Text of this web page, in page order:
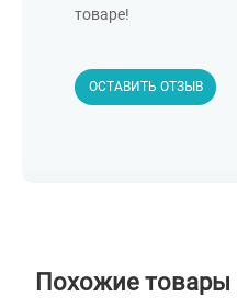
товаре!
ОСТАВИТЬ ОТЗЫВ
Похожие товары